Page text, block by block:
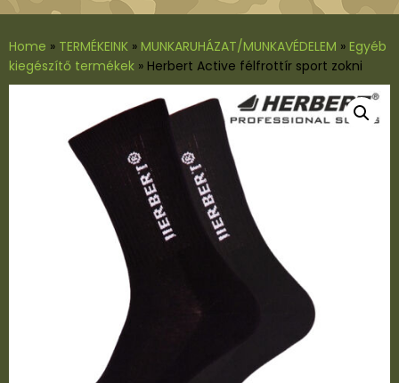
Home » TERMÉKEINK » MUNKARUHÁZAT/MUNKAVÉDELEM » Egyéb
kiegészítő termékek » Herbert Active félfrottír sport zokni